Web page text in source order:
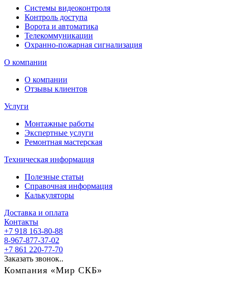
Системы видеоконтроля
Контроль доступа
Ворота и автоматика
Телекоммуникации
Охранно-пожарная сигнализация
О компании
О компании
Отзывы клиентов
Услуги
Монтажные работы
Экспертные услуги
Ремонтная мастерская
Техническая информация
Полезные статьи
Справочная информация
Калькуляторы
Доставка и оплата
Контакты
+7 918 163-80-88
8-967-877-37-02
+7 861 220-77-70
Заказать звонок..
Компания «Мир СКБ»